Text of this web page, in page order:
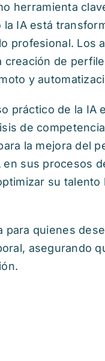
herramienta
IA está
profesional. Los
creación de
y
práctico de la IA
de
la mejora del
sus procesos
su talento
para quienes
asegurando